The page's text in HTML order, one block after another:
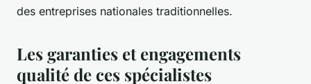
des entreprises nationales traditionnelles.
Les garanties et engagements
qualité de ces spécialistes